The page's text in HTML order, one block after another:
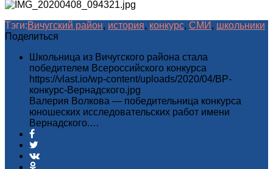
Тэги:Вичугский район, история, конкурс, СМИ , школьники
Поделиться
Школьница из Вичугского района стала
победителем Всероссийского конкурса
https://vlast.io/wp-content/uploads/2020/04/ВР-
конкурс-Вернадского.jpg
Валерия Волкова — победительница конкурса
юношеских исследовательских работ имени
Вернадского.…